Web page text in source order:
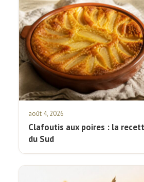
août 4, 2026
Clafoutis aux poires : la
du Sud